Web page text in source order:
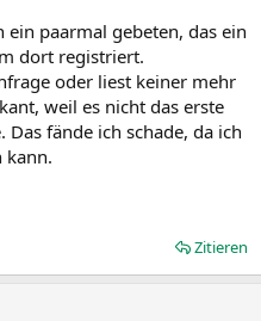
ein paarmal gebeten, das ein
dort registriert.
oder liest keiner mehr
weil es nicht das erste
fände ich schade, da ich
kann.
Zitieren